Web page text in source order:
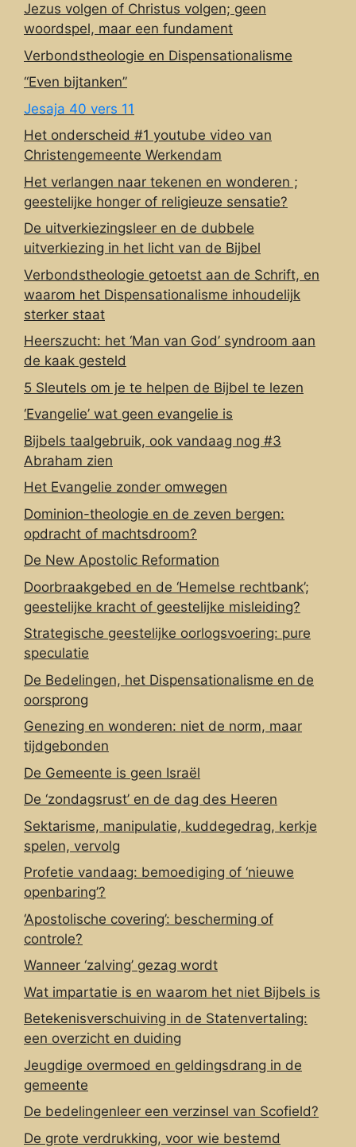
Jezus volgen of Christus volgen; geen
woordspel, maar een fundament
Verbondstheologie en Dispensationalisme
“Even bijtanken”
Jesaja 40 vers 11
Het onderscheid #1 youtube video van
Christengemeente Werkendam
Het verlangen naar tekenen en wonderen ;
geestelijke honger of religieuze sensatie?
De uitverkiezingsleer en de dubbele
uitverkiezing in het licht van de Bijbel
Verbondstheologie getoetst aan de Schrift, en
waarom het Dispensationalisme inhoudelijk
sterker staat
Heerszucht: het ‘Man van God’ syndroom aan
de kaak gesteld
5 Sleutels om je te helpen de Bijbel te lezen
‘Evangelie’ wat geen evangelie is
Bijbels taalgebruik, ook vandaag nog #3
Abraham zien
Het Evangelie zonder omwegen
Dominion-theologie en de zeven bergen:
opdracht of machtsdroom?
De New Apostolic Reformation
Doorbraakgebed en de ‘Hemelse rechtbank’;
geestelijke kracht of geestelijke misleiding?
Strategische geestelijke oorlogsvoering: pure
speculatie
De Bedelingen, het Dispensationalisme en de
oorsprong
Genezing en wonderen: niet de norm, maar
tijdgebonden
De Gemeente is geen Israël
De ‘zondagsrust’ en de dag des Heeren
Sektarisme, manipulatie, kuddegedrag, kerkje
spelen, vervolg
Profetie vandaag: bemoediging of ‘nieuwe
openbaring’?
‘Apostolische covering’: bescherming of
controle?
Wanneer ‘zalving’ gezag wordt
Wat impartatie is en waarom het niet Bijbels is
Betekenisverschuiving in de Statenvertaling:
een overzicht en duiding
Jeugdige overmoed en geldingsdrang in de
gemeente
De bedelingenleer een verzinsel van Scofield?
De grote verdrukking, voor wie bestemd